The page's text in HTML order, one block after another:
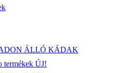
ÁLLÓ KÁDAK
ÚJ!